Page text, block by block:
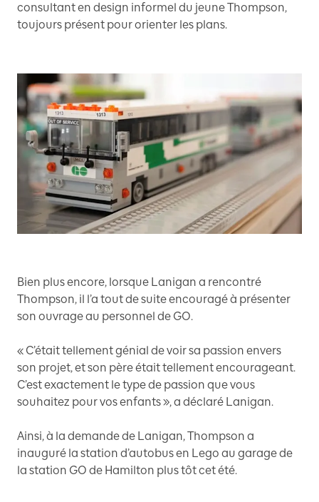
consultant en design informel du jeune Thompson,
toujours présent pour orienter les plans.
Bien plus encore, lorsque Lanigan a rencontré
Thompson, il l’a tout de suite encouragé à présenter
son ouvrage au personnel de GO.
« C’était tellement génial de voir sa passion envers
son projet, et son père était tellement encourageant.
C’est exactement le type de passion que vous
souhaitez pour vos enfants », a déclaré Lanigan.
Ainsi, à la demande de Lanigan, Thompson a
inauguré la station d’autobus en Lego au garage de
la station GO de Hamilton plus tôt cet été.